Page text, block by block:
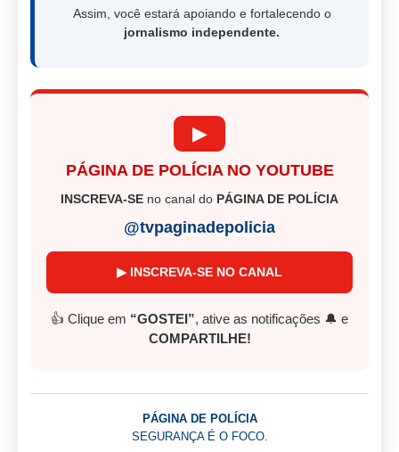
Assim, você estará apoiando e fortalecendo o
jornalismo independente.
▶
PÁGINA DE POLÍCIA NO YOUTUBE
INSCREVA-SE no canal do PÁGINA DE POLÍCIA
@tvpaginadepolicia
▶ INSCREVA-SE NO CANAL
👍 Clique em “GOSTEI”, ative as notificações 🔔 e
COMPARTILHE!
PÁGINA DE POLÍCIA
SEGURANÇA É O FOCO.